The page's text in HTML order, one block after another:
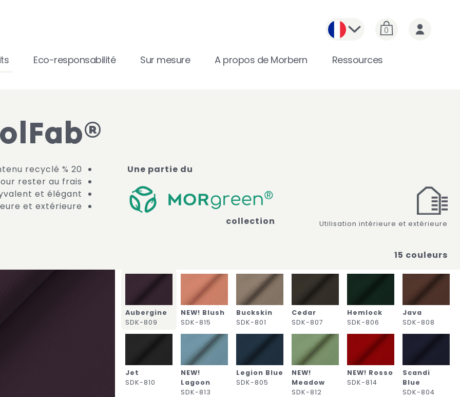
0
Eco-responsabilité Sur mesure A propos de Morbern Ressources
20 % de contenu recyclé
rester au frais
et élégant
et extérieure
Une partie du
collection Utilisation intérieure et extérieure
15 couleurs
Aubergine
SDK-809
NEW! Blush
SDK-815
Buckskin
SDK-801
Cedar
SDK-807
Hemlock
SDK-806
Java
SDK-808
Jet
SDK-810
NEW!
Lagoon
SDK-813
Legion Blue
SDK-805
NEW!
Meadow
SDK-812
NEW! Rosso
SDK-814
Scandi
Blue
SDK-804